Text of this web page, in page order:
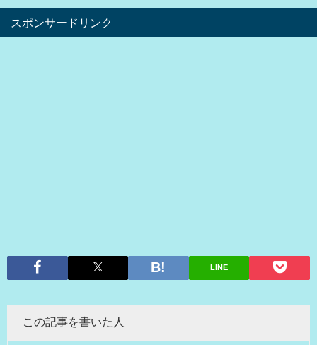
スポンサードリンク
LINE
この記事を書いた人